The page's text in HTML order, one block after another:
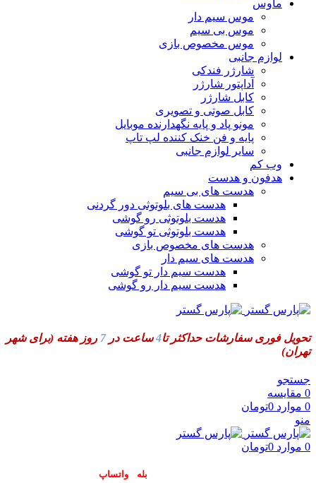
ماوس
موس سیم دار
موس بی سیم
موس مخصوص بازی
لوازم جانبی
شارژر فندکی
آداپتور شارژر
کابل شارژر
کابل صوتی و تصویری
مونو پاد و پایه نگهدارنده موبایل
پایه و فن خنک کننده لپ تاپ
سایر لوازم جانبی
وب کم
هدفون و هدست
هدست های بی سیم
هدست های بلوتوثی دور گردنی
هدست بلوتوثی رو گوشی
هدست بلوتوثی تو گوشی
هدست های مخصوص بازی
هدست های سیم دار
هدست سیم دار تو گوشی
هدست سیم دار رو گوشی
تحویل فوری سفارشات حداکثر تا4ساعت در7 روز هفته (برای شهر
تهران)
جستجو
0 مقایسه
0 موارد 0تومان
منو
0 موارد 0تومان
بله واتساپ